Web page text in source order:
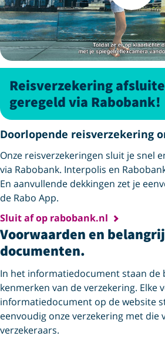
Reisverzekering
geregeld via Rabobank!
Doorlopende reisverzekering
Onze reisverzekeringen sluit je snel
via Rabobank. Interpolis en
En aanvullende dekkingen zet je
de Rabo App.
Sluit af op rabobank.nl
Voorwaarden en
documenten.
In het informatiedocument staan de
kenmerken van de verzekering. Elke
informatiedocument op de website
eenvoudig onze verzekering met die
verzekeraars.